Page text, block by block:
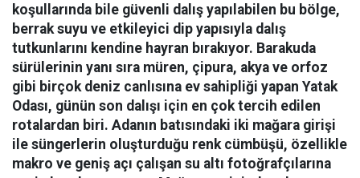
koşullarında bile güvenli dalış yapılabilen bu bölge,
berrak suyu ve etkileyici dip yapısıyla dalış
tutkunlarını kendine hayran bırakıyor. Barakuda
sürülerinin yanı sıra müren, çipura, akya ve orfoz
gibi birçok deniz canlısına ev sahipliği yapan Yatak
Odası, günün son dalışı için en çok tercih edilen
rotalardan biri. Adanın batısındaki iki mağara girişi
ile süngerlerin oluşturduğu renk cümbüşü, özellikle
makro ve geniş açı çalışan su altı fotoğrafçılarına